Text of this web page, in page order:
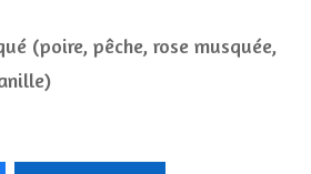
(poire, pêche, rose musquée,